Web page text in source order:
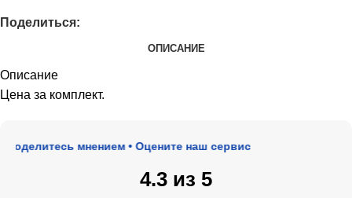
Поделиться:
ОПИСАНИЕ
Описание
Цена за комплект.
мнением • Оцените наш сервис
4.3 из 5